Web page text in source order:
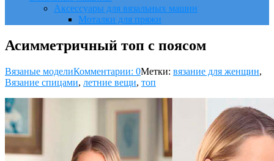
Аксессуары для вязальных машин
Моталки для пряжи
Асимметричный топ с поясом
Вязаные моделиКомментарии: 0Метки: вязание для женщин,
Вязание спицами, летние вещи, топ